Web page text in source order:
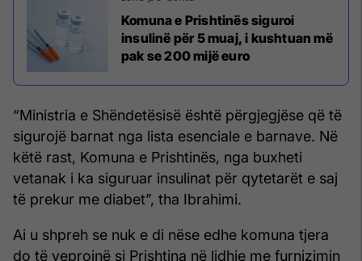
Komuna e Prishtinës siguroi
insulinë për 5 muaj, i kushtuan më
pak se 200 mijë euro
“Ministria e Shëndetësisë është përgjegjëse që të
sigurojë barnat nga lista esenciale e barnave. Në
këtë rast, Komuna e Prishtinës, nga buxheti
vetanak i ka siguruar insulinat për qytetarët e saj
të prekur me diabet”, tha Ibrahimi.
Ai u shpreh se nuk e di nëse edhe komuna tjera
do të veprojnë si Prishtina në lidhje me furnizimin